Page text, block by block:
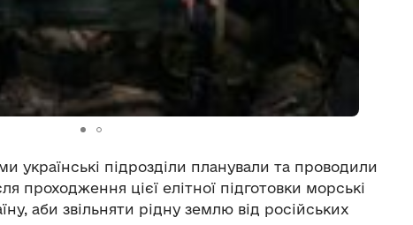
українські підрозділи планували та проводили
проходження цієї елітної підготовки морські
аби звільняти рідну землю від російських